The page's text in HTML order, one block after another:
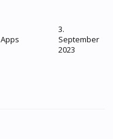
Apps
3.
September
2023